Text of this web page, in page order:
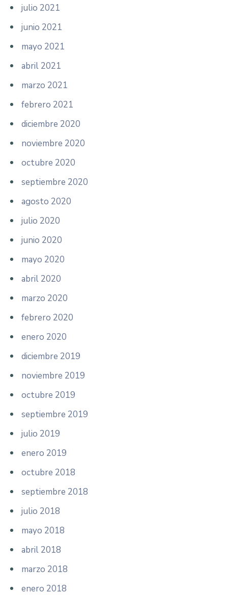
julio 2021
junio 2021
mayo 2021
abril 2021
marzo 2021
febrero 2021
diciembre 2020
noviembre 2020
octubre 2020
septiembre 2020
agosto 2020
julio 2020
junio 2020
mayo 2020
abril 2020
marzo 2020
febrero 2020
enero 2020
diciembre 2019
noviembre 2019
octubre 2019
septiembre 2019
julio 2019
enero 2019
octubre 2018
septiembre 2018
julio 2018
mayo 2018
abril 2018
marzo 2018
enero 2018